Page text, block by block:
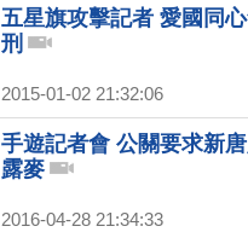
五星旗攻擊記者 愛國同
刑
2015-01-02 21:32:06
手遊記者會 公關要求新
露麥
2016-04-28 21:34:33